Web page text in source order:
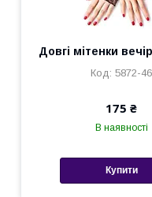
Довгі мітенки
5872-46
175 ₴
В наявності
Купити